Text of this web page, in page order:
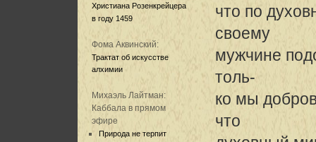
Христиана Розенкрейцера
в году 1459
Фома Аквинский:
Трактат об искусстве
алхимии
Михаэль Лайтман:
Каббала в прямом
эфире
Природа не терпит
что по
своему
мужчине
толь-
ко мы
что